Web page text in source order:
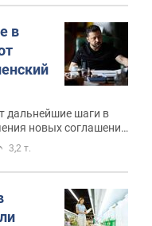
в
дальнейшие шаги в
новых соглашений
3,2 т.